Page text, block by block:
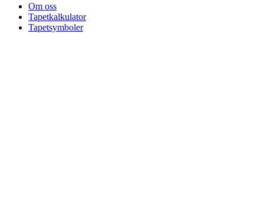
Om oss
Tapetkalkulator
Tapetsymboler